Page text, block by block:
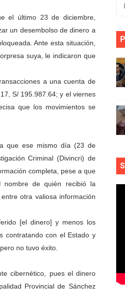
el último 23 de diciembre,
un desembolso de dinero a
Ante esta situación,
suya, le indicaron que
a una cuenta de
S/ 195.987.64; y el viernes
que los movimientos se
que ese mismo día (23 de
Criminal (Divincri) de
completa, pese a que
de quién recibió la
otra valiosa información
[el dinero] y menos los
contratando con el Estado y
no tuvo éxito.
cibernético, pues el dinero
Provincial de Sánchez